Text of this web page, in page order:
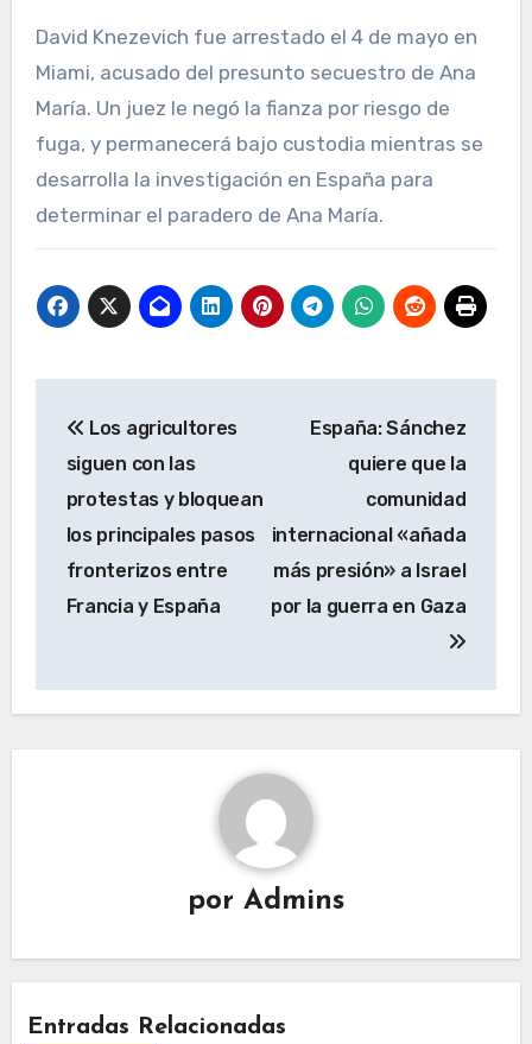
David Knezevich fue arrestado el 4 de mayo en
Miami, acusado del presunto secuestro de Ana
María. Un juez le negó la fianza por riesgo de
fuga, y permanecerá bajo custodia mientras se
desarrolla la investigación en España para
determinar el paradero de Ana María.
de
entradas
Los agricultores
siguen con las
protestas y bloquean
los principales pasos
fronterizos entre
Francia y España
España: Sánchez
quiere que la
comunidad
internacional «añada
más presión» a Israel
por la guerra en Gaza
por Admins
Entradas Relacionadas